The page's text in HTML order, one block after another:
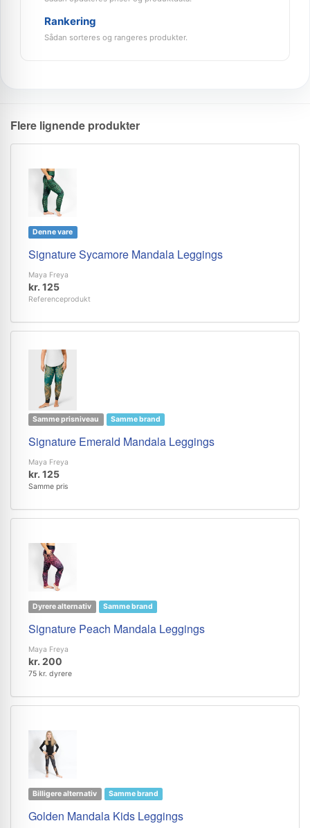
Rankering
Sådan sorteres og rangeres produkter.
Flere lignende produkter
Denne vare
Signature Sycamore Mandala Leggings
Maya Freya
kr. 125
Referenceprodukt
Samme prisniveau Samme brand
Signature Emerald Mandala Leggings
Maya Freya
kr. 125
Samme pris
Dyrere alternativ Samme brand
Signature Peach Mandala Leggings
Maya Freya
kr. 200
75 kr. dyrere
Billigere alternativ Samme brand
Golden Mandala Kids Leggings